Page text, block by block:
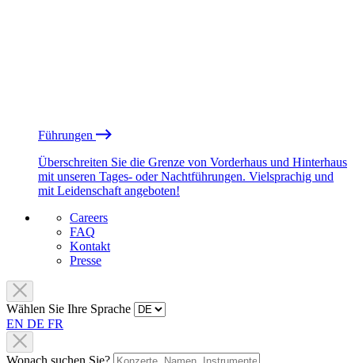
Führungen
Überschreiten Sie die Grenze von Vorderhaus und Hinterhaus
mit unseren Tages- oder Nachtführungen. Vielsprachig und
mit Leidenschaft angeboten!
Careers
FAQ
Kontakt
Presse
Wählen Sie Ihre Sprache
EN DE FR
Wonach suchen Sie?